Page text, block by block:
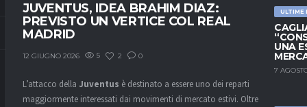
ULTIME
UNA
7
JUVENTUS, IDEA BRAHIM DIAZ:
PREVISTO UN VERTICE COL REAL
MADRID
12 GIUGNO 2026 5 2 0
L’attacco della Juventus è destinato a essere uno dei reparti
maggiormente interessati dai movimenti di mercato estivi. Oltre alla